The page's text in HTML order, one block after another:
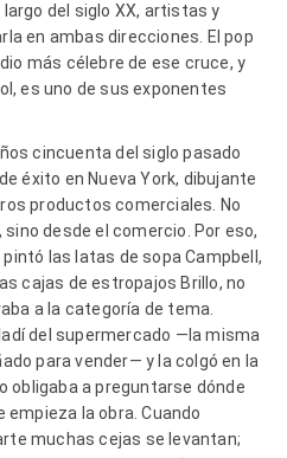
largo del siglo XX, artistas y
en ambas direcciones. El pop
más célebre de ese cruce, y
es uno de sus exponentes
cincuenta del siglo pasado
éxito en Nueva York, dibujante
productos comerciales. No
sino desde el comercio. Por eso,
las latas de sopa Campbell,
cajas de estropajos Brillo, no
a la categoría de tema.
del supermercado —la misma
para vender— y la colgó en la
obligaba a preguntarse dónde
la obra. Cuando
muchas cejas se levantan;